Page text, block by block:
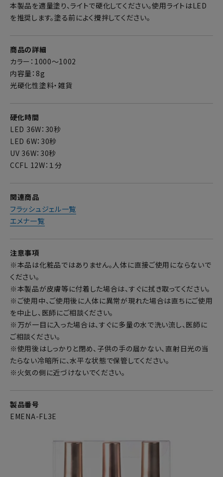
本製品を適量塗り、ライトで硬化してください。使用ライトはLED
を推奨します。塗る前によく攪拌してください。
商品の詳細
カラー：1000～1002
内容量：8g
光硬化性塗料・雑貨
硬化時間
LED 36W：30秒
LED 6W：30秒
UV 36W：30秒
CCFL 12W：１分
関連商品
フラッシュジェル一覧
エメナ一覧
注意事項
※本品は化粧品ではありません。人体に直接ご使用にならないで
ください。
※本製品が皮膚等に付着した場合は、すぐに拭き取ってください。
※ご使用中、ご使用後に人体に異常が現れた場合は直ちにご使用
を中止し、医師にご相談ください。
※万が一目に入った場合は、すぐに多量の水で洗い流し、医師に
ご相談ください。
※使用後はしっかりと閉め、子供の手の届かない、直射日光の当
たらない冷暗所に、水平な状態で保管してください。
※火気の側に近づけないでください。
製品番号
EMENA-FL3E